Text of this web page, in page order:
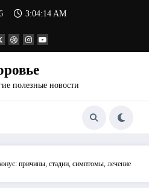
3:04:15 AM
полезные новости
причины, стадии, симптомы, лечение